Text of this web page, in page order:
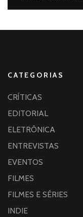
CATEGORIAS
CRÍTICAS
EDITORIAL
ELETRÔNICA
ENTREVISTAS
EVENTOS
FILMES
FILMES E SÉRIES
INDIE